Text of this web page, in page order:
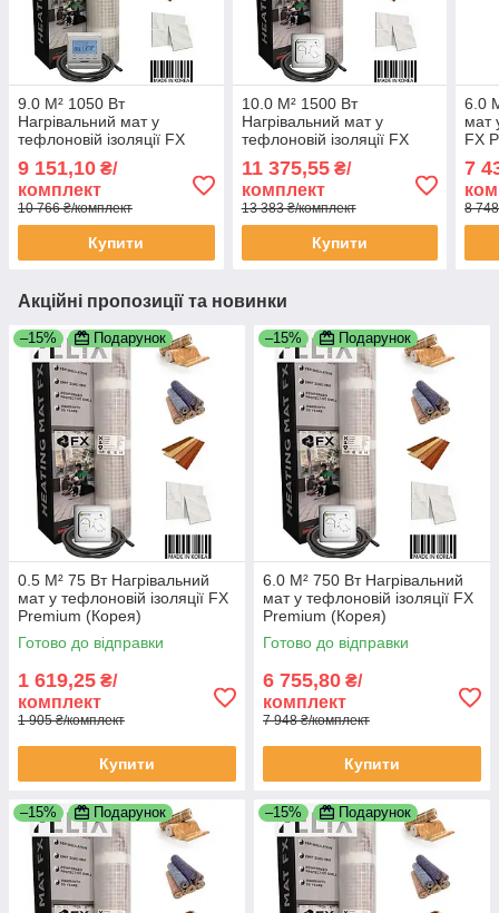
9.0 М² 1050 Вт
Нагрівальний мат у
тефлоновій ізоляції FX
програматором
9 151,10 ₴/
комплект
10 766 ₴/комплект
Купити
10.0 М² 1500 Вт
Нагрівальний мат у
тефлоновій ізоляції FX
11 375,55₴/
комплект
13 383 ₴/комплект
Купити
6.0
мат
FX
7
8
Акційні пропозиції та новинки
–15% Подарунок
0.5 М² 75 Вт Нагрівальний
мат у тефлоновій ізоляції FX
Premium (Корея)
Готово до відправки
1 619,25 ₴/
комплект
1 905 ₴/комплект
Купити
–15% Подарунок
6.0 М² 750 Вт Нагрівальний
мат у тефлоновій ізоляції FX
Premium (Корея)
Готово до відправки
6 755,80 ₴/
комплект
7 948 ₴/комплект
Купити
–15% Подарунок –15% Подарунок